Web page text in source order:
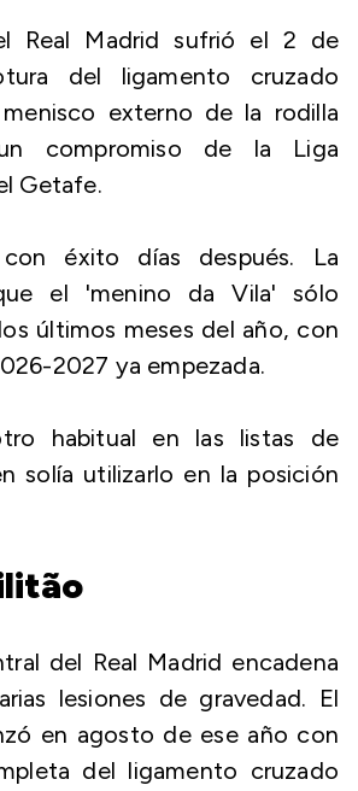
Real Madrid sufrió el 2 de
del ligamento cruzado
externo de la rodilla
compromiso de la Liga
Getafe.
éxito días después. La
el 'menino da Vila' sólo
últimos meses del año, con
2027 ya empezada.
habitual en las listas de
solía utilizarlo en la posición
del Real Madrid encadena
lesiones de gravedad. El
en agosto de ese año con
del ligamento cruzado